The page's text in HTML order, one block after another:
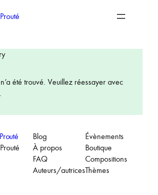
été trouvé. Veuillez réessayer avec
Blog
À propos
FAQ
Auteurs/autrices
Évènements
Boutique
Compositions
Thèmes